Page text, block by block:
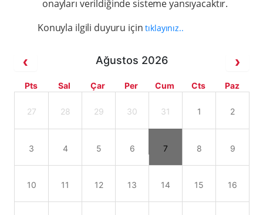
onayları verildiğinde sisteme yansıyacaktır.
Konuyla ilgili duyuru içintıklayınız..
Ağustos 2026
Pts Sal Çar Per Cum Cts Paz
27 28 29 30 31 1 2
3 4 5 6 7 8 9
10 11 12 13 14 15 16